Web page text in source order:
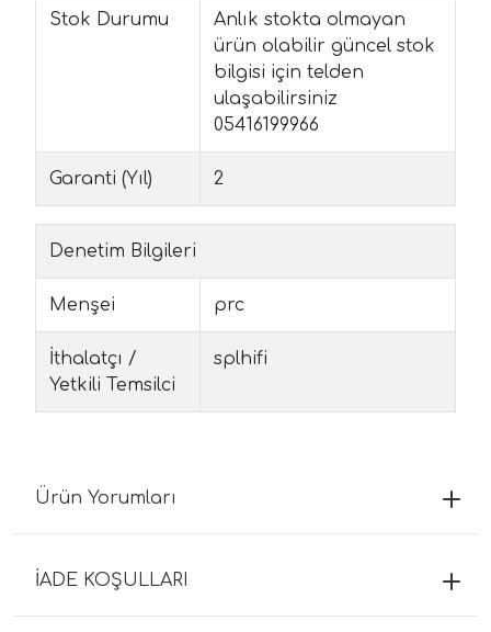
Stok Durumu
Anlık stokta olmayan
ürün olabilir güncel stok
bilgisi için telden
ulaşabilirsiniz
05416199966
Garanti (Yıl) 2
Denetim Bilgileri
Menşei prc
İthalatçı /
Yetkili Temsilci
splhifi
Ürün Yorumları
İADE KOŞULLARI